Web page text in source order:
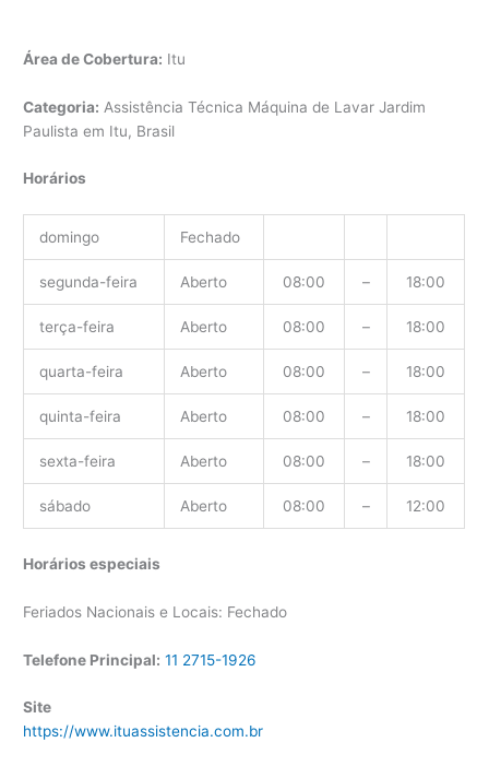
Área de Cobertura: Itu
Categoria: Assistência Técnica Máquina de Lavar Jardim
Paulista em Itu, Brasil
Horários
domingo Fechado
segunda-feira Aberto 08:00 – 18:00
terça-feira Aberto 08:00 – 18:00
quarta-feira Aberto 08:00 – 18:00
quinta-feira Aberto 08:00 – 18:00
sexta-feira Aberto 08:00 – 18:00
sábado Aberto 08:00 – 12:00
Horários especiais
Feriados Nacionais e Locais: Fechado
Telefone Principal: 11 2715-1926
Site
https://www.ituassistencia.com.br